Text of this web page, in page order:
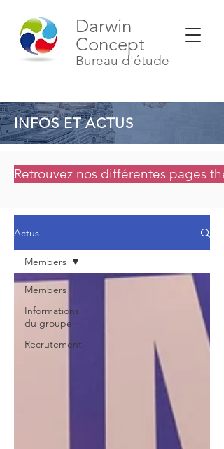
Darwin
Concept
Bureau d'étude
INFOS ET ACTUS
Retrouvez nos différentes pages
Actus
Members
Informations
du groupe
Recrutement
Members